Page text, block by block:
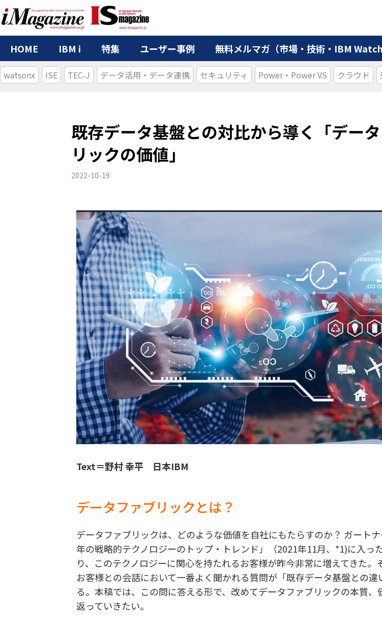
HOME IBM i 特集 ユーザー事例 無料メルマガ（市場・技術・IBM
watsonx ISE TEC-J データ活用・データ連携 セキュリティ Power・Power VS クラウド
既存データ基盤との対比から導く「デー
リックの価値」
2022-10-19
Text＝野村 幸平 日本IBM
データファブリックとは？
データファブリックは、どのような価値を自社にもたらすのか？ ガート
年の戦略的テクノロジーのトップ・トレンド」（2021年11月、*1)に入っ
り、このテクノロジーに関心を持たれるお客様が昨今非常に増えてきた。
お客様との会話において一番よく聞かれる質問が「既存データ基盤との違
る。本稿では、この問に答える形で、改めてデータファブリックの本質、
返っていきたい。